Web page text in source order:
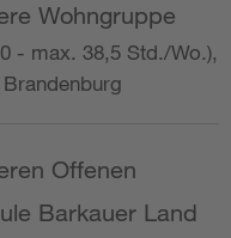
Wohngruppe
- max. 38,5 Std./Wo.),
Offenen
Barkauer Land